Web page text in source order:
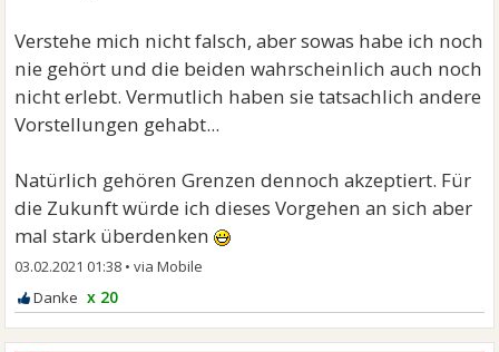
Verstehe mich nicht falsch, aber sowas habe ich noch
nie gehört und die beiden wahrscheinlich auch noch
nicht erlebt. Vermutlich haben sie tatsachlich andere
Vorstellungen gehabt...
Natürlich gehören Grenzen dennoch akzeptiert. Für
die Zukunft würde ich dieses Vorgehen an sich aber
mal stark überdenken
03.02.2021 01:38 •
x 20